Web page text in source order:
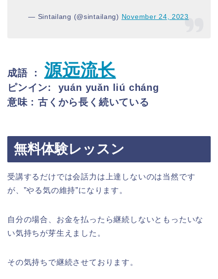
— Sintailang (@sintailang) November 24, 2023
成語 ： 源远流长
ピンイン: yuán yuǎn liú cháng
意味 : 古くから長く続いている
無料体験レッスン
受講するだけでは会話力は上達しないのは当然です
が、”やる気の維持”になります。
自分の場合、お金を払ったら継続しないともったいな
い気持ちが芽生えました。
その気持ちで継続させております。